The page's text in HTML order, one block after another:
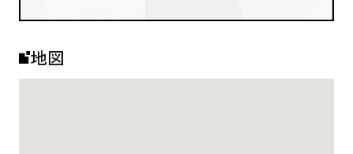
地図